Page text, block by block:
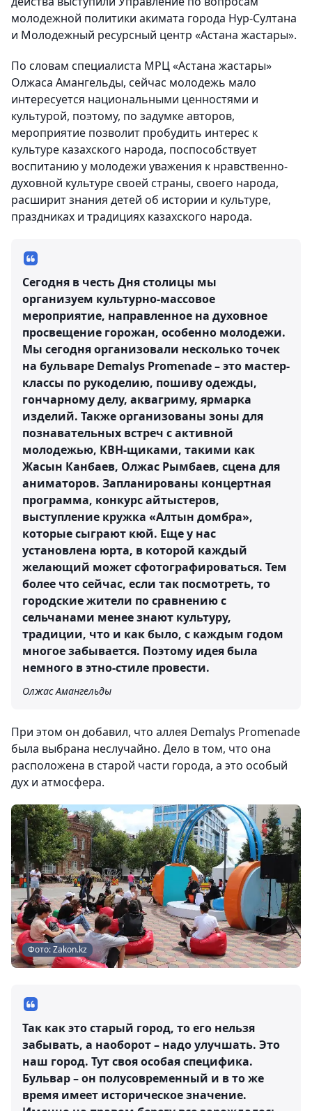
молодежной политики акимата города Нур-Султана
и Молодежный ресурсный центр «Астана жастары».
По словам специалиста МРЦ «Астана жастары»
Олжаса Амангельды, сейчас молодежь мало
интересуется национальными ценностями и
культурой, поэтому, по задумке авторов,
мероприятие позволит пробудить интерес к
культуре казахского народа, поспособствует
воспитанию у молодежи уважения к нравственно-
духовной культуре своей страны, своего народа,
расширит знания детей об истории и культуре,
праздниках и традициях казахского народа.
Сегодня в честь Дня столицы мы
организуем культурно-массовое
мероприятие, направленное на духовное
просвещение горожан, особенно молодежи.
Мы сегодня организовали несколько точек
на бульваре Demalys Promenade – это мастер-
классы по рукоделию, пошиву одежды,
гончарному делу, аквагриму, ярмарка
изделий. Также организованы зоны для
познавательных встреч с активной
молодежью, КВН-щиками, такими как
Жасын Канбаев, Олжас Рымбаев, сцена для
аниматоров. Запланированы концертная
программа, конкурс айтыстеров,
выступление кружка «Алтын домбра»,
которые сыграют кюй. Еще у нас
установлена юрта, в которой каждый
желающий может сфотографироваться. Тем
более что сейчас, если так посмотреть, то
городские жители по сравнению с
сельчанами менее знают культуру,
традиции, что и как было, с каждым годом
многое забывается. Поэтому идея была
немного в этно-стиле провести.
Олжас Амангельды
При этом он добавил, что аллея Demalys Promenade
была выбрана неслучайно. Дело в том, что она
расположена в старой части города, а это особый
дух и атмосфера.
Фото: Zakon.kz
Так как это старый город, то его нельзя
забывать, а наоборот – надо улучшать. Это
наш город. Тут своя особая специфика.
Бульвар – он полусовременный и в то же
время имеет историческое значение.